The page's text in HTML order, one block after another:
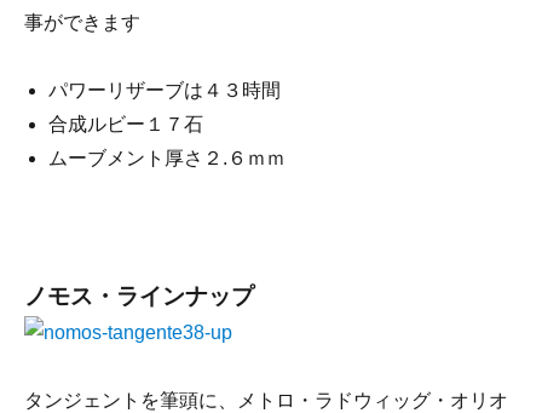
事ができます
パワーリザーブは４３時間
合成ルビー１７石
ムーブメント厚さ２.６ｍｍ
ノモス・ラインナップ
タンジェントを筆頭に、メトロ・ラドウィッグ・オリオ